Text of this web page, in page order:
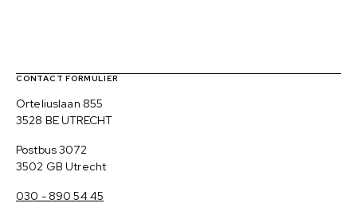
Contact, verdere links en colofon
CONTACT FORMULIER
Bezoekadres
Orteliuslaan 855
3528 BE UTRECHT
Postadres
Postbus 3072
3502 GB Utrecht
030 - 890 54 45